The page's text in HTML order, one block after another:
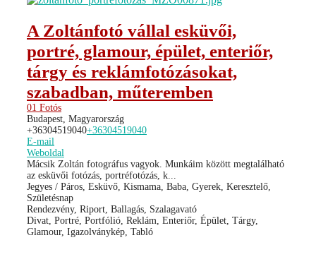
A Zoltánfotó vállal esküvői,
portré, glamour, épület, enteriőr,
tárgy és reklámfotózásokat,
szabadban, műteremben
01 Fotós
Budapest, Magyarország
+36304519040+36304519040
E-mail
Weboldal
Mácsik Zoltán fotográfus vagyok. Munkáim között megtalálható
az esküvői fotózás, portréfotózás, k...
Jegyes / Páros, Esküvő, Kismama, Baba, Gyerek, Keresztelő,
Születésnap
Rendezvény, Riport, Ballagás, Szalagavató
Divat, Portré, Portfólió, Reklám, Enteriőr, Épület, Tárgy,
Glamour, Igazolványkép, Tabló